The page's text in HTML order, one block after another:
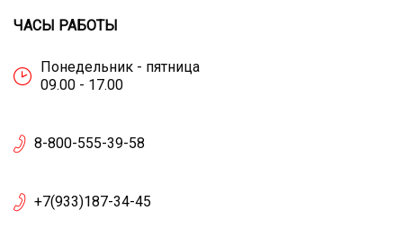
ЧАСЫ РАБОТЫ
Понедельник - пятница
09.00 - 17.00
8-800-555-39-58
+7(933)187-34-45